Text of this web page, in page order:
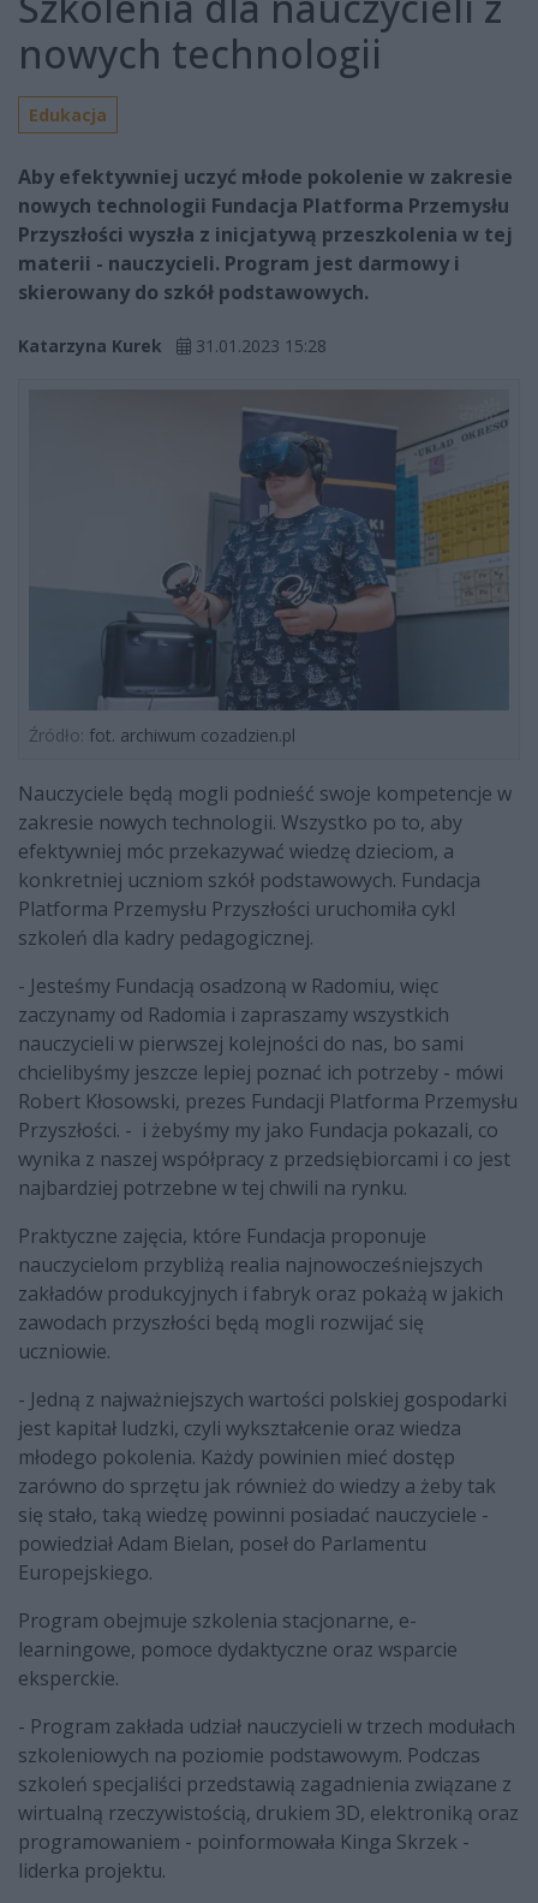
nowych technologii
Edukacja
Aby efektywniej uczyć młode pokolenie w zakresie
nowych technologii Fundacja Platforma Przemysłu
Przyszłości wyszła z inicjatywą przeszkolenia w tej
materii - nauczycieli. Program jest darmowy i
skierowany do szkół podstawowych.
Katarzyna Kurek 31.01.2023 15:28
Źródło: fot. archiwum cozadzien.pl
Nauczyciele będą mogli podnieść swoje kompetencje w
zakresie nowych technologii. Wszystko po to, aby
efektywniej móc przekazywać wiedzę dzieciom, a
konkretniej uczniom szkół podstawowych. Fundacja
Platforma Przemysłu Przyszłości uruchomiła cykl
szkoleń dla kadry pedagogicznej.
- Jesteśmy Fundacją osadzoną w Radomiu, więc
zaczynamy od Radomia i zapraszamy wszystkich
nauczycieli w pierwszej kolejności do nas, bo sami
chcielibyśmy jeszcze lepiej poznać ich potrzeby - mówi
Robert Kłosowski, prezes Fundacji Platforma Przemysłu
Przyszłości. - i żebyśmy my jako Fundacja pokazali, co
wynika z naszej współpracy z przedsiębiorcami i co jest
najbardziej potrzebne w tej chwili na rynku.
Praktyczne zajęcia, które Fundacja proponuje
nauczycielom przybliżą realia najnowocześniejszych
zakładów produkcyjnych i fabryk oraz pokażą w jakich
zawodach przyszłości będą mogli rozwijać się
uczniowie.
- Jedną z najważniejszych wartości polskiej gospodarki
jest kapitał ludzki, czyli wykształcenie oraz wiedza
młodego pokolenia. Każdy powinien mieć dostęp
zarówno do sprzętu jak również do wiedzy a żeby tak
się stało, taką wiedzę powinni posiadać nauczyciele -
powiedział Adam Bielan, poseł do Parlamentu
Europejskiego.
Program obejmuje szkolenia stacjonarne, e-
learningowe, pomoce dydaktyczne oraz wsparcie
eksperckie.
- Program zakłada udział nauczycieli w trzech modułach
szkoleniowych na poziomie podstawowym. Podczas
szkoleń specjaliści przedstawią zagadnienia związane z
wirtualną rzeczywistością, drukiem 3D, elektroniką oraz
programowaniem - poinformowała Kinga Skrzek -
liderka projektu.